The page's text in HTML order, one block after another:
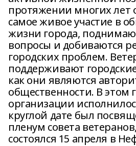
протяжении многих
самое живое участие в
жизни города,
вопросы и добиваются
городских проблем.
поддерживают
как они являются
общественности. В этом
организации
круглой дате был
пленум совета
состоялся 15 апреля в